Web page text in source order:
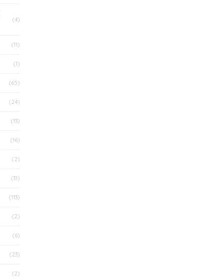
(4)
(11)
(1)
(65)
(24)
(13)
(16)
(2)
(31)
(113)
(2)
(6)
(23)
(2)